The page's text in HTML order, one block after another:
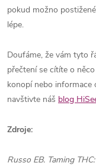
pokud možno
lépe.
Doufáme, že vám tyto
přečtení se cítíte o
konopí nebo
navštivte náš blog
Zdroje:
Russo EB. Taming